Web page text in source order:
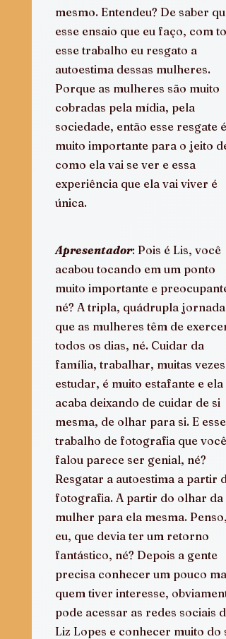
mesmo. Entendeu? De saber
esse ensaio que eu faço, com
esse trabalho eu resgato a
autoestima dessas mulheres.
Porque as mulheres são muito
cobradas pela mídia, pela
sociedade, então esse resgate é
muito importante para o jeito de
como ela vai se ver e essa
experiência que ela vai viver é
única.
Apresentador: Pois é Lis, você
acabou tocando em um ponto
muito importante e
né? A tripla, quádrupla jornada
que as mulheres têm de exercer
todos os dias, né. Cuidar da
família, trabalhar, muitas vezes
estudar, é muito estafante e ela
acaba deixando de cuidar de si
mesma, de olhar para si. E esse
trabalho de fotografia que você
falou parece ser genial, né?
Resgatar a autoestima a partir
fotografia. A partir do olhar da
mulher para ela mesma. Penso,
eu, que devia ter um retorno
fantástico, né? Depois a gente
precisa conhecer um pouco
quem tiver interesse,
pode acessar as redes sociais
Liz Lopes e conhecer muito do